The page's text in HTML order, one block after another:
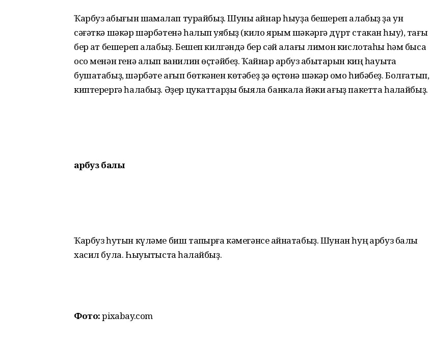
Ҡарбуз ҡабығын шаҡмаҡлап турайбыҙ. Шуны ҡайнар һыуҙа бешереп алабыҙ ҙа ун
сәғәткә шәкәр шәрбәтенә һалып ҡуябыҙ (кило ярым шәкәргә дүрт стакан һыу), тағы
бер ҡат бешереп алабыҙ. Бешеп килгәндә бер сәй ҡалағы лимон кислотаһы һәм бысаҡ
осо менән генә алып ванилин өҫтәйбеҙ. Ҡайнар ҡарбуз ҡабыҡтарын киң һауытҡа
бушатабыҙ, шәрбәте ағып бөткәнен көтәбеҙ ҙә өҫтөнә шәкәр ҡомо һибәбеҙ. Болғатып,
киптерергә һалабыҙ. Әҙер цукаттарҙы быяла банкала йәки ҡағыҙ пакетта һаҡлайбыҙ.
Ҡарбуз балы
Ҡарбуз һутын күләме биш тапҡырға кәмегәнсе ҡайнатабыҙ. Шунан һуң ҡарбуз балы
хасил була. Һыуытҡыста һаҡлайбыҙ.
Фото:pixabay.com